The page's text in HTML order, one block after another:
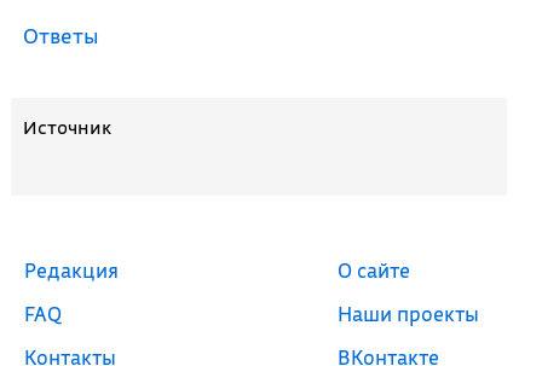
Ответы
Источник
Редакция
FAQ
Контакты
О сайте
Наши проекты
ВКонтакте